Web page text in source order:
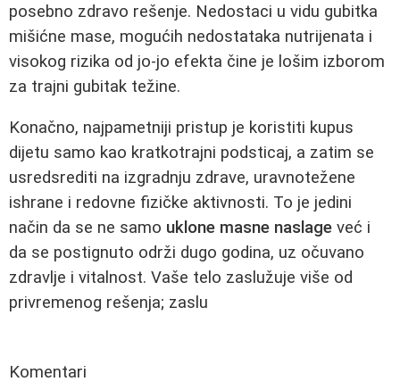
posebno zdravo rešenje. Nedostaci u vidu gubitka
mišićne mase, mogućih nedostataka nutrijenata i
visokog rizika od jo-jo efekta čine je lošim izborom
za trajni gubitak težine.
Konačno, najpametniji pristup je koristiti kupus
dijetu samo kao kratkotrajni podsticaj, a zatim se
usredsrediti na izgradnju zdrave, uravnotežene
ishrane i redovne fizičke aktivnosti. To je jedini
način da se ne samo uklone masne naslage već i
da se postignuto održi dugo godina, uz očuvano
zdravlje i vitalnost. Vaše telo zaslužuje više od
privremenog rešenja; zaslu
Komentari